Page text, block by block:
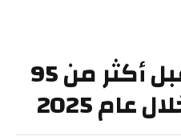
مطار دبي يستقبل أكثر من 95
2025